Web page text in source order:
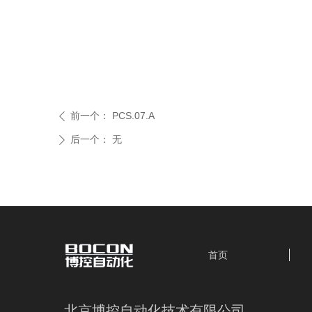
ꄴ 前一个： PCS.07.A
ꄲ 后一个： 无
首页